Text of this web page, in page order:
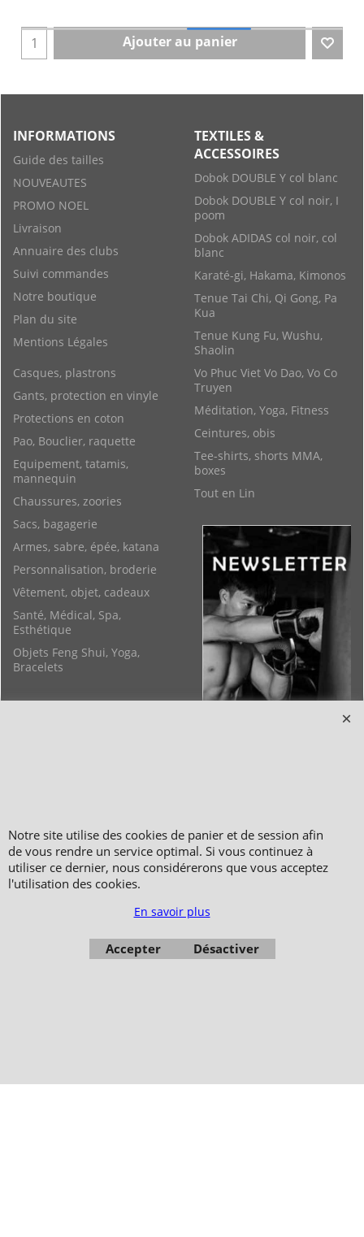
Ajouter au panier
INFORMATIONS
Guide des tailles
NOUVEAUTES
PROMO NOEL
Livraison
Annuaire des clubs
Suivi commandes
Notre boutique
Plan du site
Mentions Légales
TEXTILES &
ACCESSOIRES
Dobok DOUBLE Y col blanc
Dobok DOUBLE Y col noir, I
poom
Dobok ADIDAS col noir, col
blanc
Karaté-gi, Hakama, Kimonos
Tenue Tai Chi, Qi Gong, Pa
Kua
Tenue Kung Fu, Wushu,
Shaolin
Vo Phuc Viet Vo Dao, Vo Co
Truyen
Méditation, Yoga, Fitness
Ceintures, obis
Tee-shirts, shorts MMA,
boxes
Tout en Lin
Casques, plastrons
Gants, protection en vinyle
Protections en coton
Pao, Bouclier, raquette
Equipement, tatamis,
mannequin
Chaussures, zoories
Sacs, bagagerie
Armes, sabre, épée, katana
Personnalisation, broderie
Vêtement, objet, cadeaux
Santé, Médical, Spa,
Esthétique
Objets Feng Shui, Yoga,
Bracelets
Copyright 2006-2024 © TAO DISTRIBUTION Boutique en équipement et matériel
pour les arts martiaux
51, avenue du Palais des Expositions 66000 Perpignan
Paiement sécurisé via Systempay CAISSE D’ÉPARGNE et PAYPAL
Nos prix sont affichés en HT et en TTC (hors frais de port) dont TVA 5.5 % et 20,0
% incluses, selon les articles
Photos non contractuelles - Reproduction interdite
Notre site utilise des cookies de panier et de session afin
de vous rendre un service optimal. Si vous continuez à
utiliser ce dernier, nous considérerons que vous acceptez
l'utilisation des cookies.
En savoir plus
Accepter Désactiver